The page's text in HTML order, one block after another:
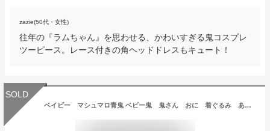
zazie(50代・女性)
往年の『ラムちゃん』を思わせる、かわいすぎる鬼コスプレ
ツーピース。レース付きの角ヘッドドレスもキュート！
SOLD
ベイビー マシュマロ青鬼 ベビー鬼 鬼さん おに 着ぐるみ あかちゃん Baby ベビー ハロウィン コスプレ コスチューム 衣装 仮装 節分 かわいい